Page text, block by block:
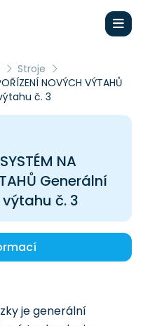
Stroje
NOVÝCH VÝTAHŮ
č. 3
NA
Generální
č. 3
je generální